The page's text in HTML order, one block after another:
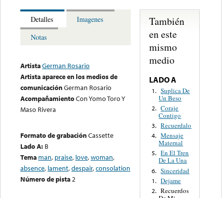
Detalles
Imagenes
Notas
ArtistaGerman Rosario
Artista aparece en los medios de
comunicaciónGerman Rosario
AcompañamientoCon Yomo Toro Y
Maso Rivera
Formato de grabaciónCassette
Lado A: B
Tema man, praise, love,woman,
absence, lament,despair,consolation
Número de pista2
También
en este
mismo
medio
LADO A
1. Suplica De
Un Beso
2. Coraje
Contigo
3. Recuerdalo
4. Mensaje
Maternal
5. En El Tren
De La Una
6. Sinceridad
1. Dejame
2. Recuerdos